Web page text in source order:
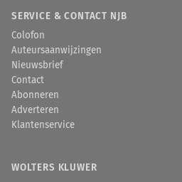
SERVICE & CONTACT NJB
Colofon
Auteursaanwijzingen
Nieuwsbrief
Contact
Abonneren
Adverteren
Klantenservice
WOLTERS KLUWER